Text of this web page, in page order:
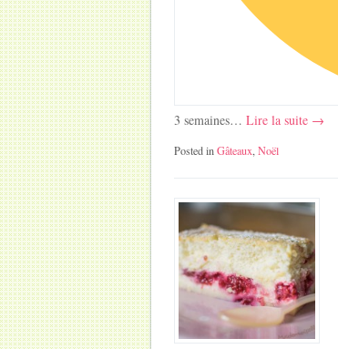
3 semaines… Lire la suite →
Posted inGâteaux,Noël